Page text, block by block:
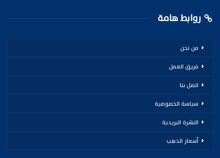
روابط هامة
من نحن
فريق العمل
اتصل بنا
سياسة الخصوصية
النشرة البريدية
أسعار الذهب